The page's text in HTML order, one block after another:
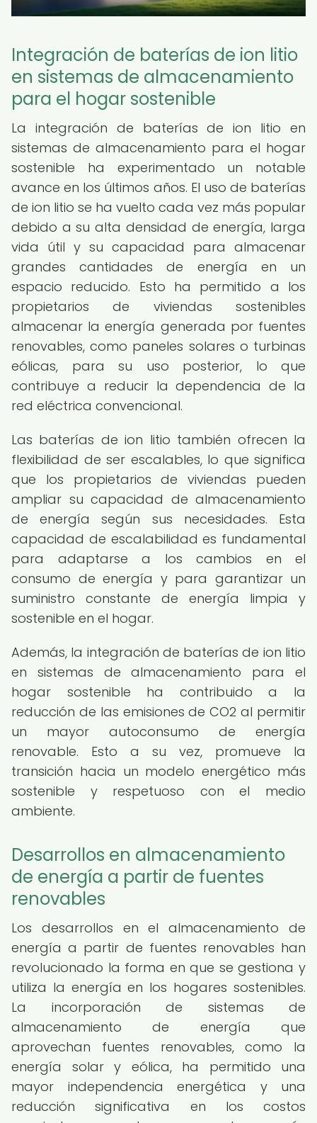
Integración de baterías de ion litio
en sistemas de almacenamiento
para el hogar sostenible
La integración de baterías de ion litio en
sistemas de almacenamiento para el hogar
sostenible ha experimentado un notable
avance en los últimos años. El uso de baterías
de ion litio se ha vuelto cada vez más popular
debido a su alta densidad de energía, larga
vida útil y su capacidad para almacenar
grandes cantidades de energía en un
espacio reducido. Esto ha permitido a los
propietarios de viviendas sostenibles
almacenar la energía generada por fuentes
renovables, como paneles solares o turbinas
eólicas, para su uso posterior, lo que
contribuye a reducir la dependencia de la
red eléctrica convencional.
Las baterías de ion litio también ofrecen la
flexibilidad de ser escalables, lo que significa
que los propietarios de viviendas pueden
ampliar su capacidad de almacenamiento
de energía según sus necesidades. Esta
capacidad de escalabilidad es fundamental
para adaptarse a los cambios en el
consumo de energía y para garantizar un
suministro constante de energía limpia y
sostenible en el hogar.
Además, la integración de baterías de ion litio
en sistemas de almacenamiento para el
hogar sostenible ha contribuido a la
reducción de las emisiones de CO2 al permitir
un mayor autoconsumo de energía
renovable. Esto a su vez, promueve la
transición hacia un modelo energético más
sostenible y respetuoso con el medio
ambiente.
Desarrollos en almacenamiento
de energía a partir de fuentes
renovables
Los desarrollos en el almacenamiento de
energía a partir de fuentes renovables han
revolucionado la forma en que se gestiona y
utiliza la energía en los hogares sostenibles.
La incorporación de sistemas de
almacenamiento de energía que
aprovechan fuentes renovables, como la
energía solar y eólica, ha permitido una
mayor independencia energética y una
reducción significativa en los costos